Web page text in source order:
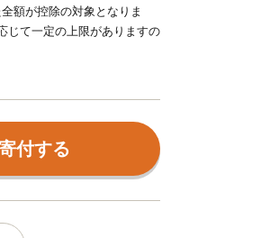
額が控除の対象となりま
じて一定の上限がありますの
付する